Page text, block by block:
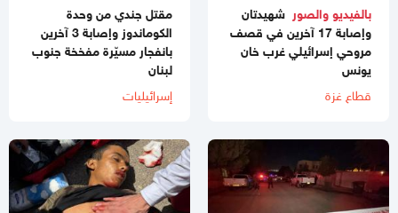
بالفيديو والصور شهيدتان
وإصابة 17 آخرين في قصف
مروحي إسرائيلي غرب خان
يونس
قطاع غزة
مقتل جندي من وحدة
الكوماندوز وإصابة 3 آخرين
بانفجار مسيّرة مفخخة جنوب
لبنان
إسرائيليات